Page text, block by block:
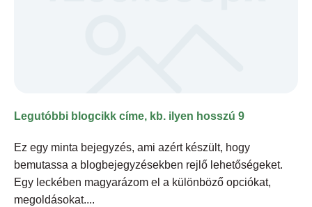
Legutóbbi blogcikk címe, kb. ilyen hosszú 9
Ez egy minta bejegyzés, ami azért készült, hogy
bemutassa a blogbejegyzésekben rejlő lehetőségeket.
Egy leckében magyarázom el a különböző opciókat,
megoldásokat.